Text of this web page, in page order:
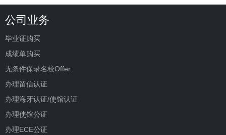
公司业务
毕业证购买
成绩单购买
无条件保录名校Offer
办理留信认证
办理海牙认证/使馆认证
办理使馆公证
办理ECE公证